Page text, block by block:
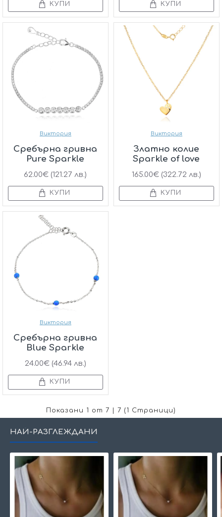
КУПИ КУПИ
Виктория
Сребърнa гривна
Pure Sparkle
62.00€ (121.27 лв.)
КУПИ
Виктория
Златно колие
Sparkle of love
165.00€ (322.72 лв.)
КУПИ
Виктория
Сребърна гривна
Blue Sparkle
24.00€ (46.94 лв.)
КУПИ
Показани 1 от 7 | 7 (1 Страници)
НАЙ-РАЗГЛЕЖДАНИ